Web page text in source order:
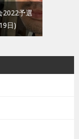
2022予選
日